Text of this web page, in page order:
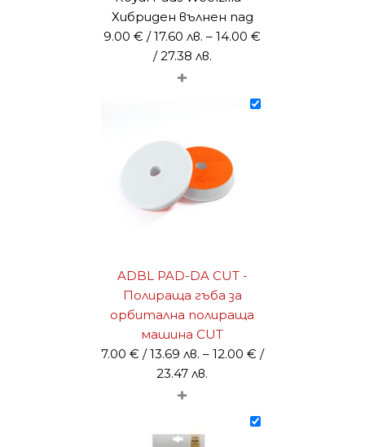
Хибриден вълнен пад
9.00€ / 17.60 лв.– 14.00€
/ 27.38 лв.Price
through
14.00 €
/
+
ADBL PAD-DA CUT -
Полираща гъба за
орбитална полираща
машина CUT
7.00 € / 13.69 лв. – 12.00 € /
23.47 лв.
+